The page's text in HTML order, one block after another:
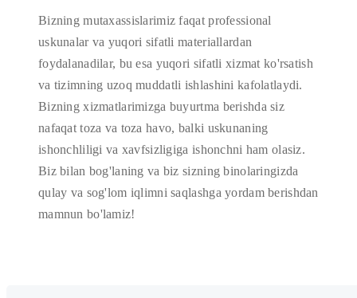
Bizning mutaxassislarimiz faqat professional
uskunalar va yuqori sifatli materiallardan
foydalanadilar, bu esa yuqori sifatli xizmat ko'rsatish
va tizimning uzoq muddatli ishlashini kafolatlaydi.
Bizning xizmatlarimizga buyurtma berishda siz
nafaqat toza va toza havo, balki uskunaning
ishonchliligi va xavfsizligiga ishonchni ham olasiz.
Biz bilan bog'laning va biz sizning binolaringizda
qulay va sog'lom iqlimni saqlashga yordam berishdan
mamnun bo'lamiz!